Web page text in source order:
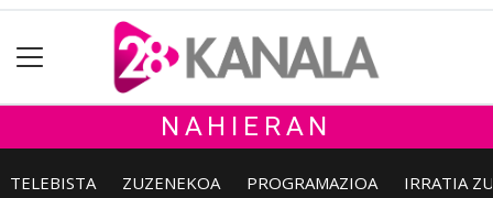
NAHIERAN
TELEBISTA ZUZENEKOA PROGRAMAZIOA IRRATIA